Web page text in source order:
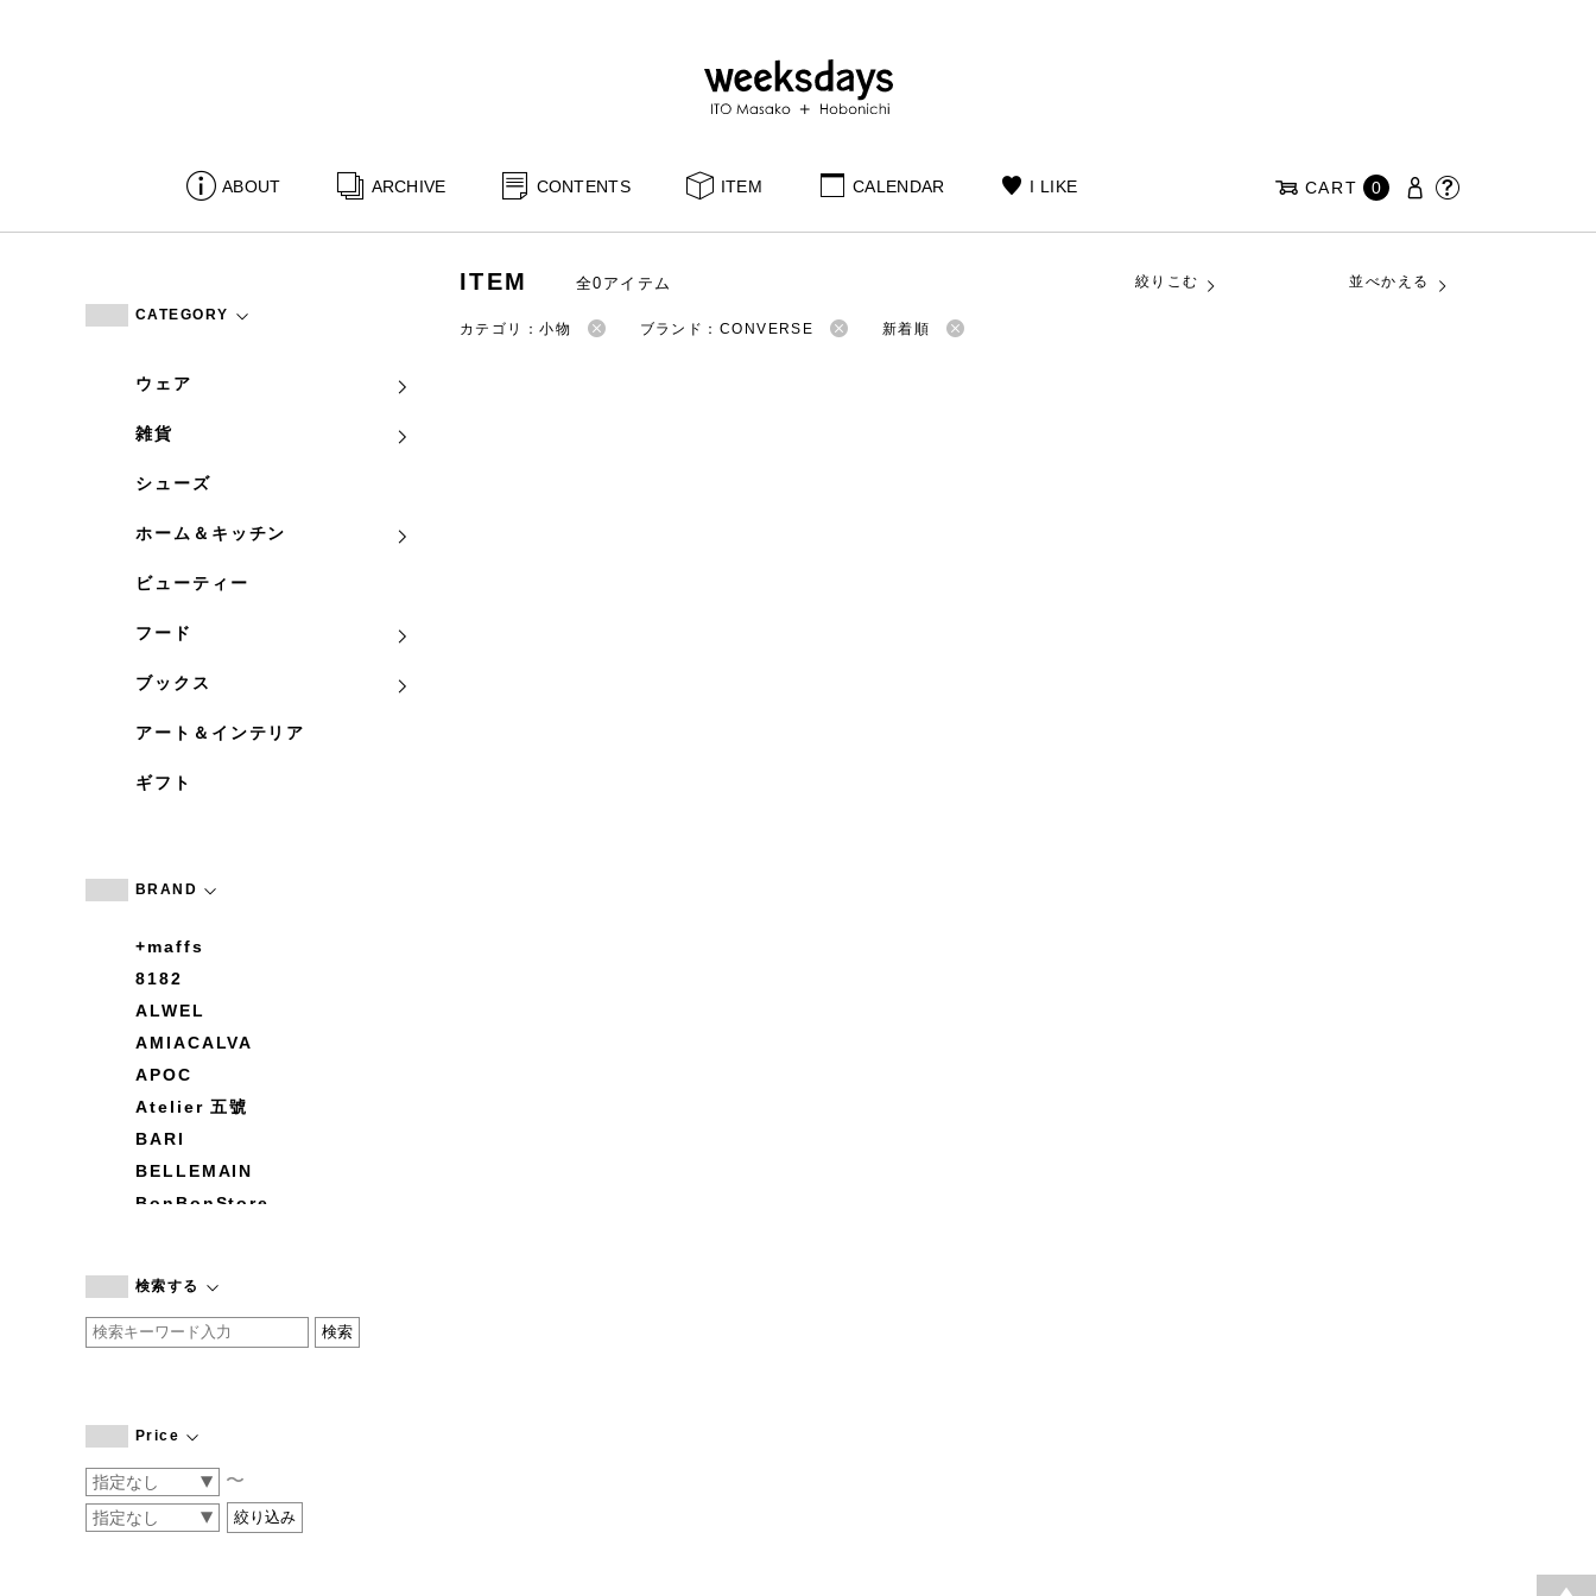
ABOUT ARCHIVE CONTENTS ITEM CALENDAR I LIKE CART 0
CATEGORY
ウェア
雑貨
シューズ
ホーム＆キッチン
ビューティー
フード
ブックス
アート＆インテリア
ギフト
BRAND
+maffs
8182
ALWEL
AMIACALVA
APOC
Atelier 五號
BARI
BELLEMAIN
BonBonStore
by basics
CATWORTH
COGTHEBIGSMOKE
CONVERSE
DEAN & DELUCA
検索する
Price
〜
ITEM 全0アイテム 絞りこむ 並べかえる
カテゴリ：小物 ブランド：CONVERSE 新着順